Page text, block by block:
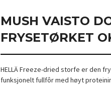
MUSH VAISTO
FRYSETØRKET
HELLÄ Freeze-dried storfe er den
funksjonelt fullfôr med høyt